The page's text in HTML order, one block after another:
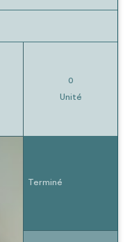
0
Unité
Terminé